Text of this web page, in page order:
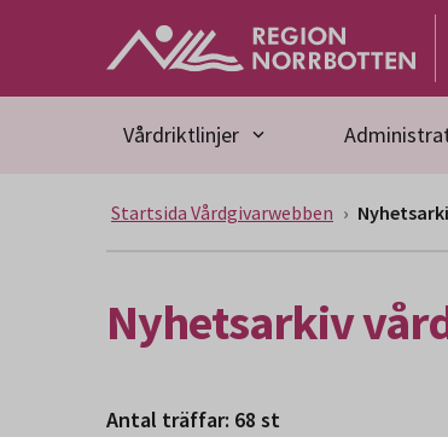
Gå till huvudmeny
Gå till övergripande innehåll
Vårdriktlinjer
Startsida Vårdgivarwebben
Nyhetsarkiv
Antal träffar: 68 st